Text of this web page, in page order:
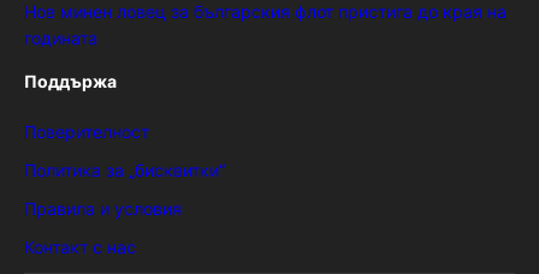
Нов минен ловец за българския флот пристига до края на
годината
Поддържа
Поверителност
Политика за „бисквитки“
Правила и условия
Контакт с нас